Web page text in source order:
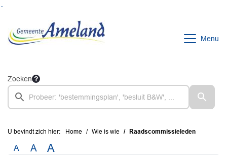
Menu
Zoeken
U bevindt zich hier: Home Wie is wie Raadscommissieleden
A A A